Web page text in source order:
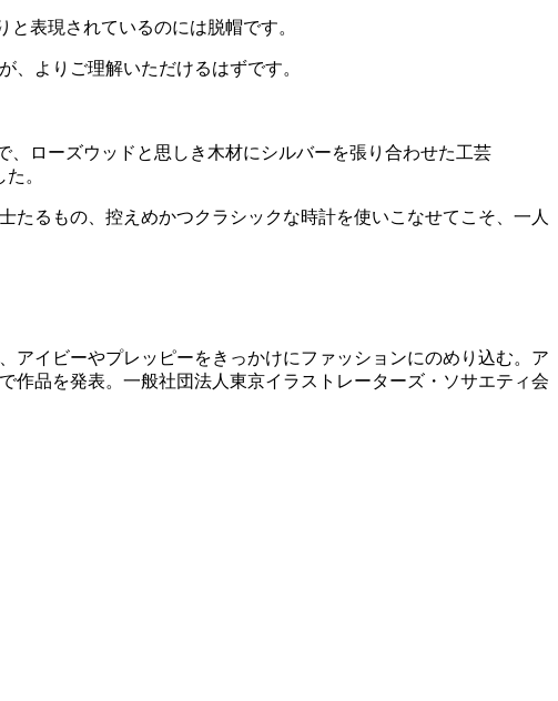
表現されているのには脱帽です。
よりご理解いただけるはずです。
ローズウッドと思しき木材にシルバーを張り合わせた工芸
。
るもの、控えめかつクラシックな時計を使いこなせてこそ、一人
アイビーやプレッピーをきっかけにファッションにのめり込む。ア
作品を発表。一般社団法人東京イラストレーターズ・ソサエティ会